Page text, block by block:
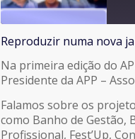
FEED RSS
LINK
INCORPORAR
Reproduzir numa nova
Na primeira edição do
Presidente da APP –
Falamos sobre os
como Banho de Gestão,
Profissional, Fest’Up,